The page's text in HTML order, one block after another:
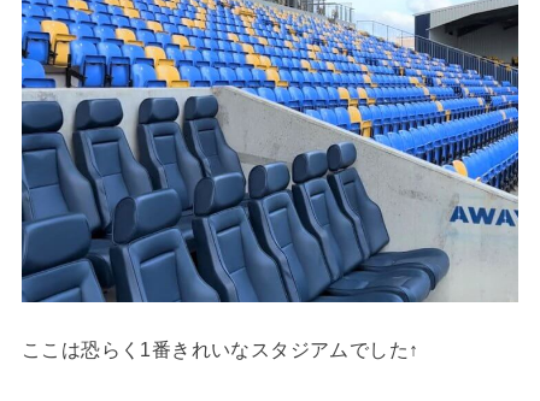
ここは恐らく1番きれいなスタジアムでした↑